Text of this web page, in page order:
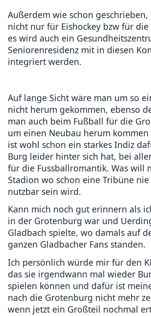
Außerdem wie schon geschrieben,
nicht nur für Eishockey bzw für
es wird auch ein
Seniorenresidenz mit in diesen
integriert werden.
Auf lange Sicht wäre man um so
nicht herum gekommen, ebenso
man auch beim Fußball für die
um einen Neubau herum
ist wohl schon ein starkes Indiz
Burg leider hinter sich hat, bei
für die Fussballromantik. Was will
Stadion wo schon eine Tribüne
nutzbar sein wird.
Kann mich noch gut erinnern als
in der Grotenburg war und
Gladbach spielte, wo damals auf
ganzen Gladbacher Fans standen.
Ich persönlich würde mir für den
das sie irgendwann mal wieder
spielen können und dafür ist
nach die Grotenburg nicht mehr
wenn jetzt ein Großteil nochmal